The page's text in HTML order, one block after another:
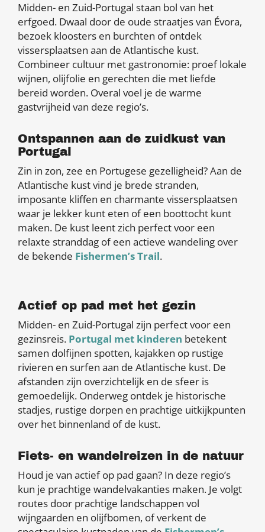
Midden- en Zuid-Portugal staan bol van het
erfgoed. Dwaal door de oude straatjes van Évora,
bezoek kloosters en burchten of ontdek
vissersplaatsen aan de Atlantische kust.
Combineer cultuur met gastronomie: proef lokale
wijnen, olijfolie en gerechten die met liefde
bereid worden. Overal voel je de warme
gastvrijheid van deze regio’s.
Ontspannen aan de zuidkust van
Portugal
Zin in zon, zee en Portugese gezelligheid? Aan de
Atlantische kust vind je brede stranden,
imposante kliffen en charmante vissersplaatsen
waar je lekker kunt eten of een boottocht kunt
maken. De kust leent zich perfect voor een
relaxte stranddag of een actieve wandeling over
de bekende Fishermen’s Trail.
Actief op pad met het gezin
Midden- en Zuid-Portugal zijn perfect voor een
gezinsreis. Portugal met kinderen betekent
samen dolfijnen spotten, kajakken op rustige
rivieren en surfen aan de Atlantische kust. De
afstanden zijn overzichtelijk en de sfeer is
gemoedelijk. Onderweg ontdek je historische
stadjes, rustige dorpen en prachtige uitkijkpunten
over het binnenland of de kust.
Fiets- en wandelreizen in de natuur
Houd je van actief op pad gaan? In deze regio’s
kun je prachtige wandelvakanties maken. Je volgt
routes door prachtige landschappen vol
wijngaarden en olijfbomen, of verkent de